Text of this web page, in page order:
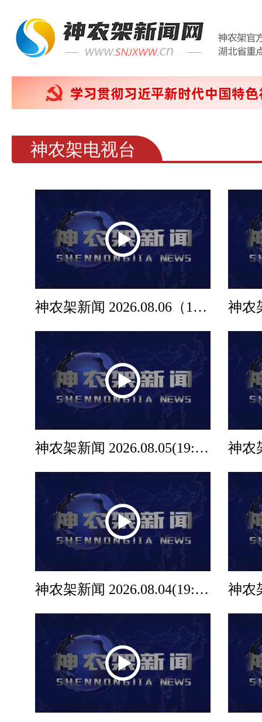
神农架电视台
神农架新闻 2026.08.06（12:00档）
神农架新闻 2026.08.05(19:30档)
神农架新闻 2026.08.04(19:30档)